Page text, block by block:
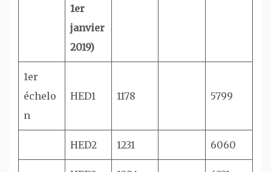
1er
janvier
2019)
1er
échelo
n
HED1 1178 5799
HED2 1231 6060